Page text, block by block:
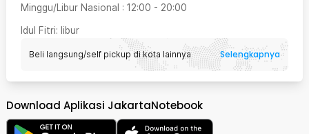
Minggu/Libur Nasional : 12:00 - 20:00
Idul Fitri: libur
Beli langsung/self pickup di kota lainnya Selengkapnya
Download Aplikasi JakartaNotebook